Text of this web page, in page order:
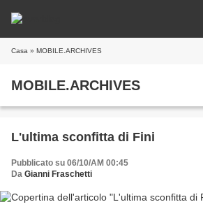
Casa » MOBILE.ARCHIVES
MOBILE.ARCHIVES
L'ultima sconfitta di Fini
Pubblicato su 06/10/AM 00:45
Da Gianni Fraschetti